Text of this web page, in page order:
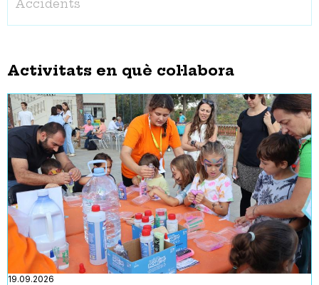
Accidents
Activitats en què col·labora
19.09.2026